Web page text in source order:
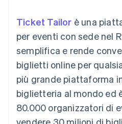
pagamento
oltre 125
Terminal
Pagamenti di
persona
Authorization
Boost
Accettazione
ottimizzata
Stripe
Data
dei dati
SaaS
Per settore
Aziende di IA
Creator
Gaming
Offrire
all'utilizzo
garantite da
Esegui il
gestisci i
agenti
Conferenza
Sessions
Lavora con
Sala stampa
Stripe Press
Recapiti
Contattaci
Ticket Tailor è una
per eventi con sede nel
semplifica e rende
biglietti online per
più grande piattaforma
biglietteria al mondo ed
80.000 organizzatori di